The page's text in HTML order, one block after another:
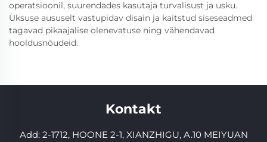
operatsioonil, suurendades kasutaja turvalisust ja usku.
Üksuse aususelt vastupidav disain ja kaitstud siseseadmed
tagavad pikaajalise olenevatuse ning vähendavad
hooldusnõudeid.
Kontakt
Add: 2-1712, HOONE 2-1, XIANZHIGU, A.10 MEIYUAN